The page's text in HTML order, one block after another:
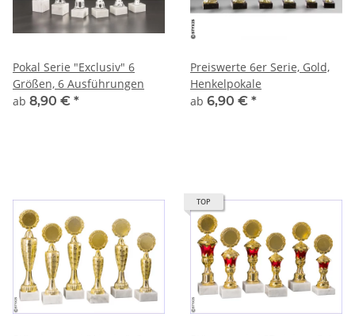
Pokal Serie "Exclusiv" 6
Größen, 6 Ausführungen
ab 8,90 € *
Preiswerte 6er Serie, Gold,
Henkelpokale
ab 6,90 € *
TOP